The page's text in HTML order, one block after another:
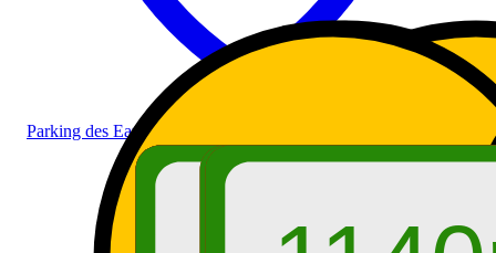
Parking des Eaux Rousses